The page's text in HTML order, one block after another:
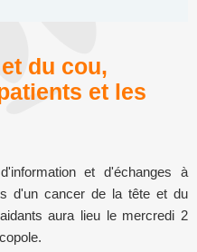
du cou,
et les
et d'échanges à
d'un cancer de la tête et du
aura lieu le mercredi 2